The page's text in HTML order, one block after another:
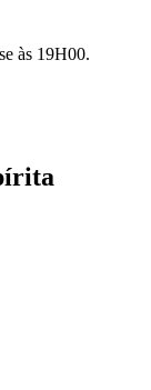
às 19H00.